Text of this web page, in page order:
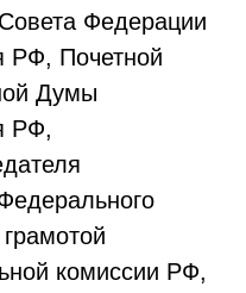
Федерации
РФ, Почетной
Думы
РФ,
комиссии РФ,